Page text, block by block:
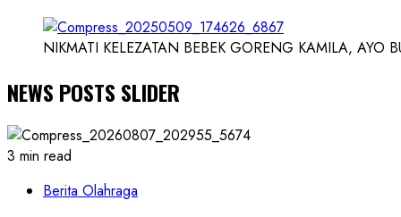
NIKMATI KELEZATAN BEBEK GORENG KAMILA, AYO
NEWS POSTS SLIDER
3 min read
Berita Olahraga